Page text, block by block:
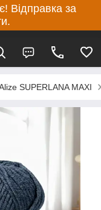
Відправка за
SUPERLANA MAXI